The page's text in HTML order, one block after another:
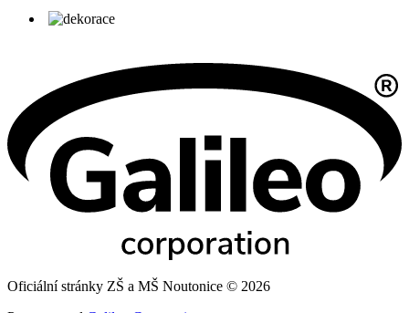
Oficiální stránky ZŠ a MŠ Noutonice © 2026